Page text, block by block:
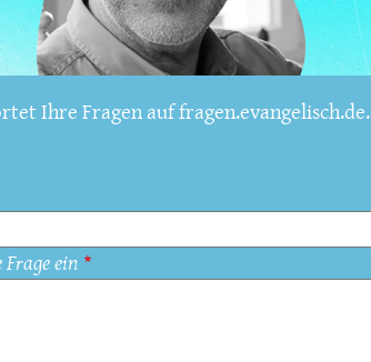
Ihre Fragen auf fragen.evangelisch.de.
ein